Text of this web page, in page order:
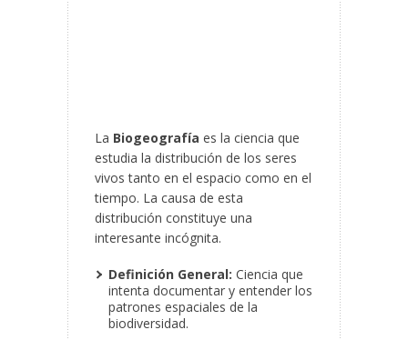
La Biogeografía es la ciencia que
estudia la distribución de los seres
vivos tanto en el espacio como en el
tiempo. La causa de esta
distribución constituye una
interesante incógnita.
Definición General: Ciencia que
intenta documentar y entender los
patrones espaciales de la
biodiversidad.